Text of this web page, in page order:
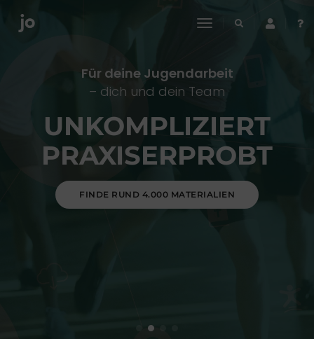
toggle
Für deine Jugendarbeit
– dich und dein Team
UNKOMPLIZIERT
PRAXISERPROBT
FINDE RUND 4.000 MATERIALIEN